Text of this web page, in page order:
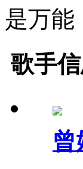
是万能
歌手
曾